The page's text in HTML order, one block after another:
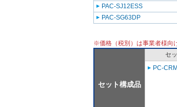
PAC-SJ12ESS
PAC-SG63DP
※価格（税別）は事業者様向
セット構成品
セ
PC-